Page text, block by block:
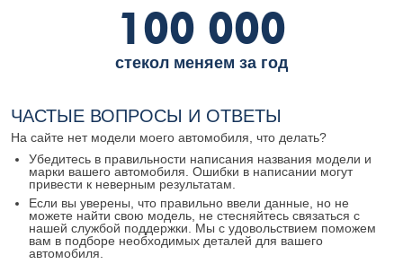
100 000
стекол меняем за год
ЧАСТЫЕ ВОПРОСЫ И ОТВЕТЫ
На сайте нет модели моего автомобиля, что делать?
Убедитесь в правильности написания названия модели и
марки вашего автомобиля. Ошибки в написании могут
привести к неверным результатам.
Если вы уверены, что правильно ввели данные, но не
можете найти свою модель, не стесняйтесь связаться с
нашей службой поддержки. Мы с удовольствием поможем
вам в подборе необходимых деталей для вашего
автомобиля.